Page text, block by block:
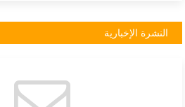
النشرة الإخبارية